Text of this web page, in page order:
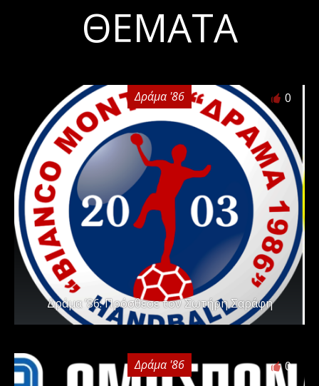
ΘΈΜΑΤΑ
Δράμα '86 0
Δράμα ’86: Πρόσθεσε τον Σωτήρη Σαράφη
Δράμα '86 0